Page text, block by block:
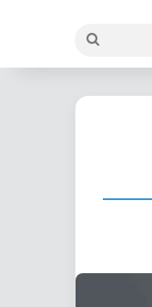
بحث
عن